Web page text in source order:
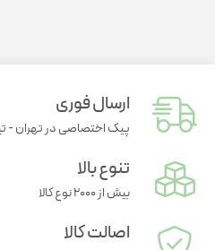
ارسال فوری
پیک اختصاصی در تهران -
تنوع بالا
بیش از ۲۰۰۰ نوع کالا
اصالت کالا